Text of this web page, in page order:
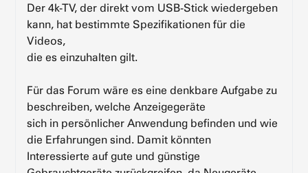
Der 4k-TV, der direkt vom USB-Stick wiedergeben
kann, hat bestimmte Spezifikationen für die
Videos,
die es einzuhalten gilt.
Für das Forum wäre es eine denkbare Aufgabe zu
beschreiben, welche Anzeigegeräte
sich in persönlicher Anwendung befinden und wie
die Erfahrungen sind. Damit könnten
Interessierte auf gute und günstige